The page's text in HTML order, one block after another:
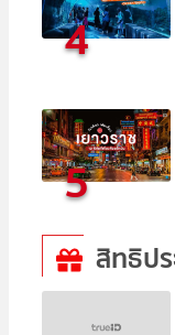
4
5
สิทธิปร